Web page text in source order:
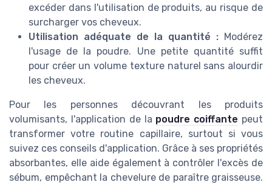
excéder dans l'utilisation de produits, au risque de
surcharger vos cheveux.
Utilisation adéquate de la quantité : Modérez
l'usage de la poudre. Une petite quantité suffit
pour créer un volume texture naturel sans alourdir
les cheveux.
Pour les personnes découvrant les produits
volumisants, l'application de la poudre coiffante peut
transformer votre routine capillaire, surtout si vous
suivez ces conseils d'application. Grâce à ses propriétés
absorbantes, elle aide également à contrôler l'excès de
sébum, empêchant la chevelure de paraître graisseuse.